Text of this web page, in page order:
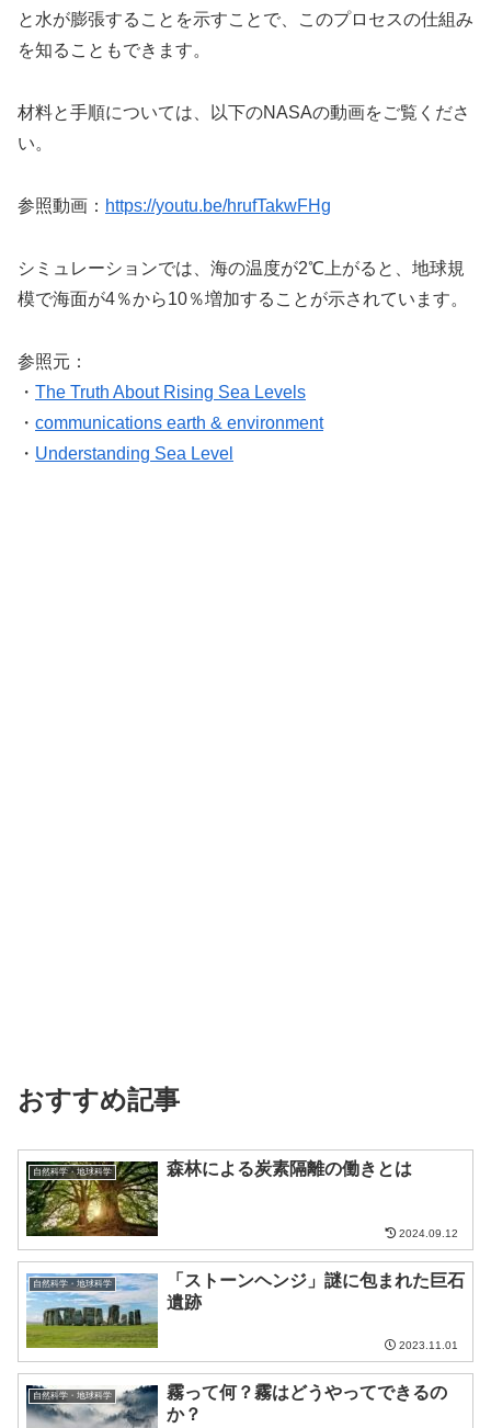
と水が膨張することを示すことで、このプロセスの仕組み
を知ることもできます。
材料と手順については、以下のNASAの動画をご覧くださ
い。
参照動画： https://youtu.be/hrufTakwFHg
シミュレーションでは、海の温度が2℃上がると、地球規
模で海面が4％から10％増加することが示されています。
参照元：
・ The Truth About Rising Sea Levels
・ communications earth & environment
・ Understanding Sea Level
おすすめ記事
自然科学・地球科学 森林による炭素隔離の働きとは
2024.09.12
自然科学・地球科学
「ストーンヘンジ」謎に包まれた巨石
遺跡
2023.11.01
自然科学・地球科学
霧って何？霧はどうやってできるの
か？